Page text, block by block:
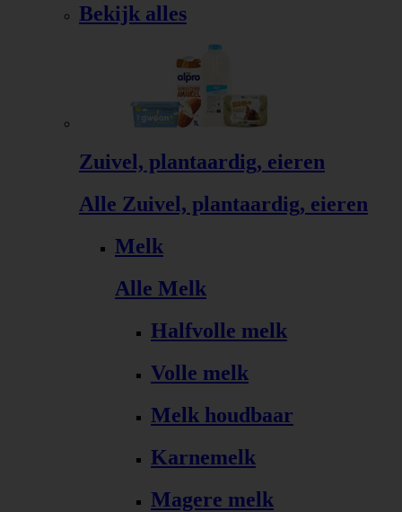
Bekijk alles
Zuivel, plantaardig, eieren
Alle Zuivel, plantaardig, eieren
Melk
Alle Melk
Halfvolle melk
Volle melk
Melk houdbaar
Karnemelk
Magere melk